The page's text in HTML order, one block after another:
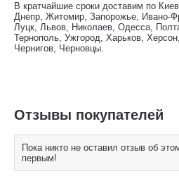
В кратчайшие сроки доставим по
Днепр, Житомир, Запорожье, Ивано-
Луцк, Львов, Николаев, Одесса,
Тернополь, Ужгород, Харьков,
Чернигов, Черновцы.
Отзывы покупателей
Пока никто не оставил отзыв об
первым!